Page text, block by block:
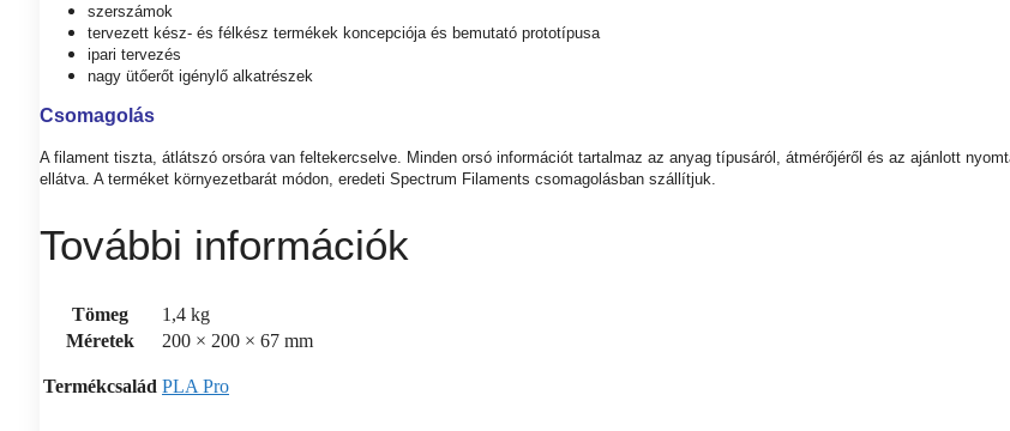
szerszámok
tervezett kész- és félkész termékek koncepciója és bemutató prototípusa
ipari tervezés
nagy ütőerőt igénylő alkatrészek
Csomagolás
A filament tiszta, átlátszó orsóra van feltekercselve. Minden orsó információt tartalmaz az anyag típusáról, átmérőjéről és az ajánlott
ellátva. A terméket környezetbarát módon, eredeti Spectrum Filaments csomagolásban szállítjuk.
További információk
Tömeg
1,4 kg
Méretek
200 × 200 × 67 mm
Termékcsalád PLA Pro